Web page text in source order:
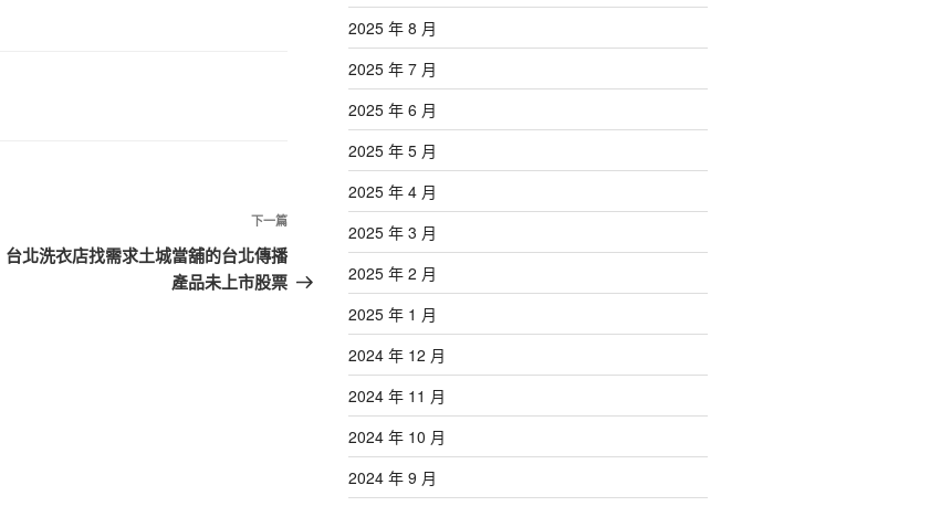
下
一
篇
下一篇
台北洗衣店找需求土城當舖的台北傳播
產品未上市股票
2025 年 8 月
2025 年 7 月
2025 年 6 月
2025 年 5 月
2025 年 4 月
2025 年 3 月
2025 年 2 月
2025 年 1 月
2024 年 12 月
2024 年 11 月
2024 年 10 月
2024 年 9 月